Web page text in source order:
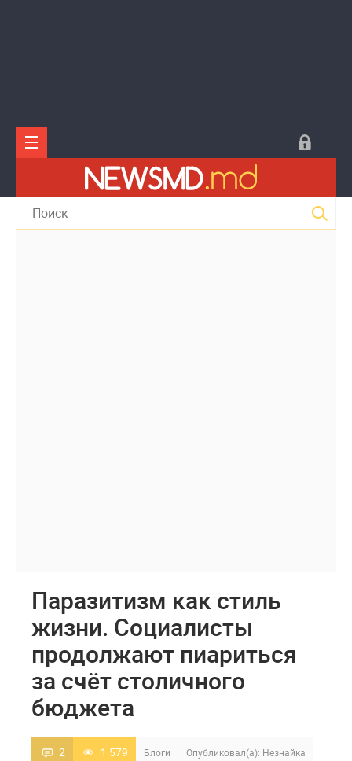
Паразитизм как стиль
жизни. Социалисты
продолжают пиариться
за счёт столичного
бюджета
2 1 579 Блоги Опубликовал(а): Незнайка